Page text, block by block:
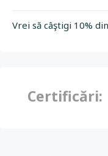
Vrei să câştigi 10%
Certificări: